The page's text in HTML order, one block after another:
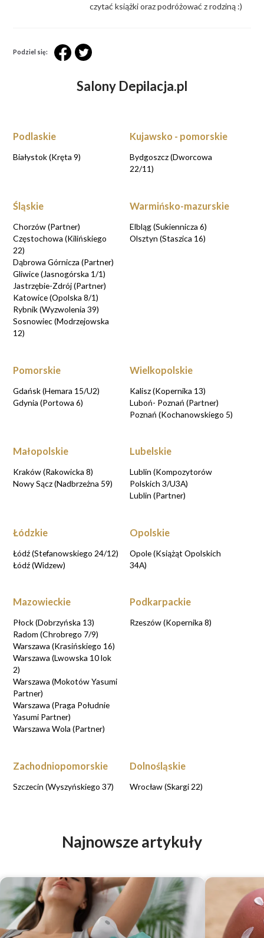
czytać książki oraz podróżować z rodziną :)
Podziel się:
Salony Depilacja.pl
Podlaskie
Białystok (Kręta 9)
Kujawsko - pomorskie
Bydgoszcz (Dworcowa
22/11)
Śląskie
Chorzów (Partner)
Częstochowa (Kilińskiego
22)
Dąbrowa Górnicza (Partner)
Gliwice (Jasnogórska 1/1)
Jastrzębie-Zdrój (Partner)
Katowice (Opolska 8/1)
Rybnik (Wyzwolenia 39)
Sosnowiec (Modrzejowska
12)
Warmińsko-mazurskie
Elbląg (Sukiennicza 6)
Olsztyn (Staszica 16)
Pomorskie
Gdańsk (Hemara 15/U2)
Gdynia (Portowa 6)
Wielkopolskie
Kalisz (Kopernika 13)
Luboń- Poznań (Partner)
Poznań (Kochanowskiego 5)
Małopolskie
Kraków (Rakowicka 8)
Nowy Sącz (Nadbrzeżna 59)
Lubelskie
Lublin (Kompozytorów
Polskich 3/U3A)
Lublin (Partner)
Łódzkie
Łódź (Stefanowskiego 24/12)
Łódź (Widzew)
Opolskie
Opole (Książąt Opolskich
34A)
Mazowieckie
Płock (Dobrzyńska 13)
Radom (Chrobrego 7/9)
Warszawa (Krasińskiego 16)
Warszawa (Lwowska 10 lok
2)
Warszawa (Mokotów Yasumi
Partner)
Warszawa (Praga Południe
Yasumi Partner)
Warszawa Wola (Partner)
Podkarpackie
Rzeszów (Kopernika 8)
Zachodniopomorskie
Szczecin (Wyszyńskiego 37)
Dolnośląskie
Wrocław (Skargi 22)
Najnowsze artykuły